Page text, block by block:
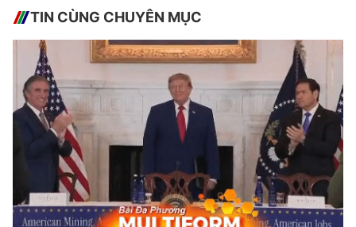
TIN CÙNG CHUYÊN MỤC